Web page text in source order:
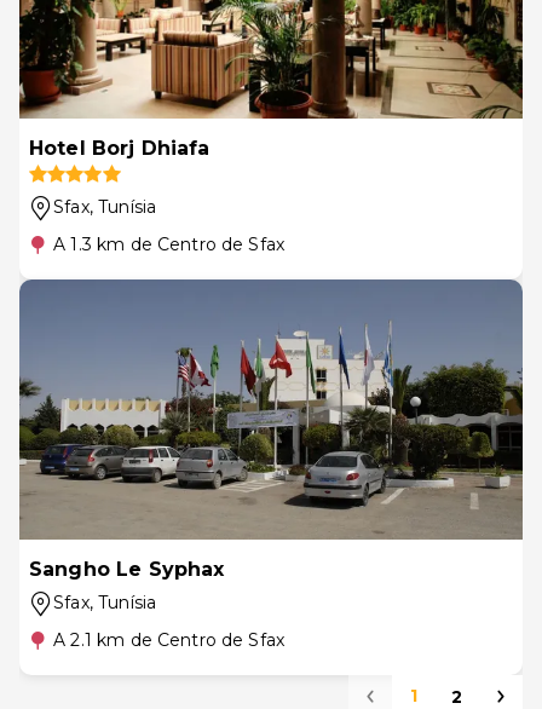
Hotel Borj Dhiafa
Sfax, Tunísia
A 1.3 km de Centro de Sfax
Sangho Le Syphax
Sfax, Tunísia
A 2.1 km de Centro de Sfax
1 2